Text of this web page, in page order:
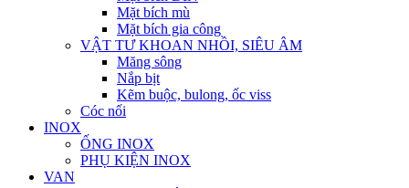
Mặt bích mù
Mặt bích gia công
VẬT TƯ KHOAN NHỒI, SIÊU ÂM
Măng sông
Nắp bịt
Kẽm buộc, bulong, ốc viss
Cóc nối
INOX
ỐNG INOX
PHỤ KIỆN INOX
VAN